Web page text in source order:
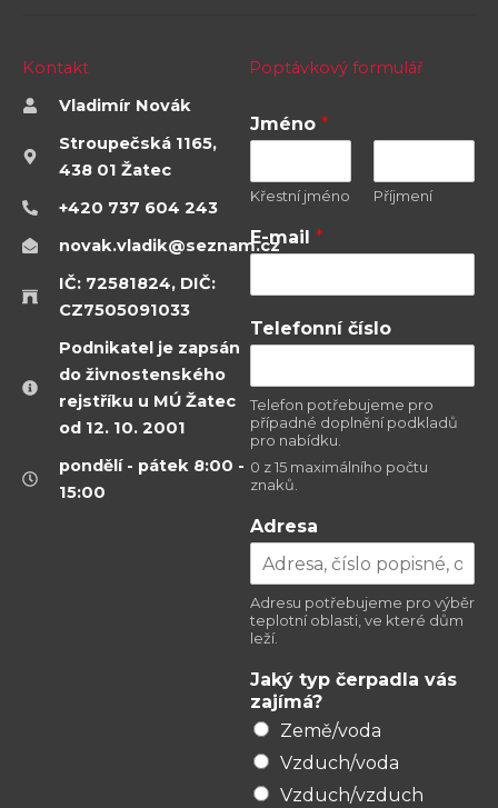
Kontakt
Vladimír Novák
Stroupečská 1165,
438 01 Žatec
+420 737 604 243
novak.vladik@seznam.cz
IČ: 72581824, DIČ:
CZ7505091033
Podnikatel je zapsán
do živnostenského
rejstříku u MÚ Žatec
od 12. 10. 2001
pondělí - pátek 8:00 -
15:00
Poptávkový formulář
Jméno *
Křestní jméno Příjmení
E-mail *
J
a
ý
v
á
s
č
í
s
l
Telefonní číslo
Telefon potřebujeme pro
případné doplnění podkladů
pro nabídku.
0 z 15 maximálního počtu
znaků.
Adresa
Adresu potřebujeme pro výběr
teplotní oblasti, ve které dům
leží.
Jaký typ čerpadla vás
zajímá?
Země/voda
Vzduch/voda
Vzduch/vzduch